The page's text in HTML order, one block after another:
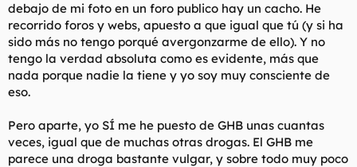
debajo de mi foto en un foro publico hay un cacho. He
recorrido foros y webs, apuesto a que igual que tú (y si ha
sido más no tengo porqué avergonzarme de ello). Y no
tengo la verdad absoluta como es evidente, más que
nada porque nadie la tiene y yo soy muy consciente de
eso.
Pero aparte, yo SÍ me he puesto de GHB unas cuantas
veces, igual que de muchas otras drogas. El GHB me
parece una droga bastante vulgar, y sobre todo muy poco